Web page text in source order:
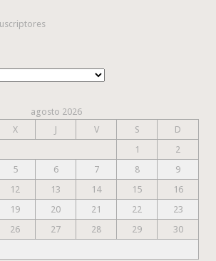
agosto 2026
X J V S
D
1
2
5 6 7 8
9
12 13 14 15
16
19 20 21 22
23
26 27 28 29
30